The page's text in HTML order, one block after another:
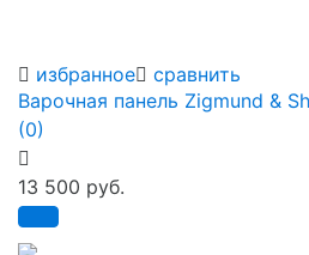
избранное сравнить
Варочная панель Zigmund &
(0)
13 500 руб.